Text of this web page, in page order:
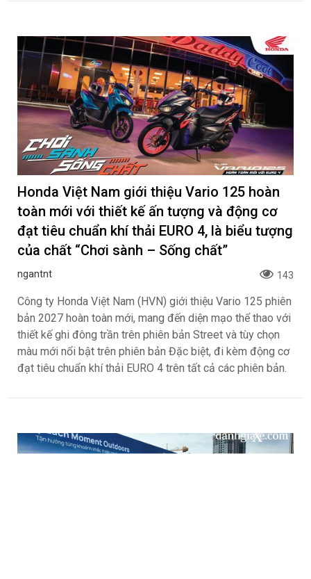
Honda Việt Nam giới thiệu Vario 125 hoàn
toàn mới với thiết kế ấn tượng và động cơ
đạt tiêu chuẩn khí thải EURO 4, là biểu tượng
của chất “Chơi sành – Sống chất”
ngantnt 143
Công ty Honda Việt Nam (HVN) giới thiệu Vario 125 phiên
bản 2027 hoàn toàn mới, mang đến diện mạo thể thao với
thiết kế ghi đông trần trên phiên bản Street và tùy chọn
màu mới nổi bật trên phiên bản Đặc biệt, đi kèm động cơ
đạt tiêu chuẩn khí thải EURO 4 trên tất cả các phiên bản.